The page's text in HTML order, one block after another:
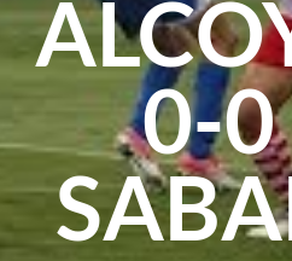
0-0